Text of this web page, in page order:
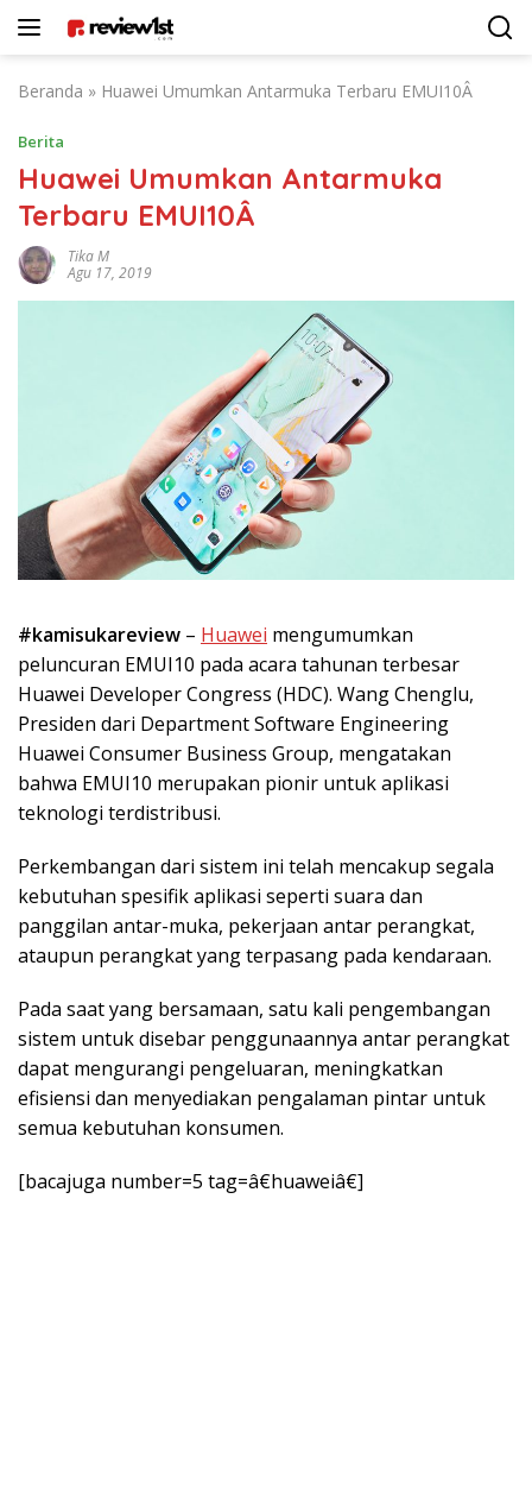
Beranda » Huawei Umumkan Antarmuka Terbaru EMUI10Â
Berita
Huawei Umumkan Antarmuka
Terbaru EMUI10Â
Tika M
Agu 17, 2019
#kamisukareview – Huawei mengumumkan
peluncuran EMUI10 pada acara tahunan terbesar
Huawei Developer Congress (HDC). Wang Chenglu,
Presiden dari Department Software Engineering
Huawei Consumer Business Group, mengatakan
bahwa EMUI10 merupakan pionir untuk aplikasi
teknologi terdistribusi.
Perkembangan dari sistem ini telah mencakup segala
kebutuhan spesifik aplikasi seperti suara dan
panggilan antar-muka, pekerjaan antar perangkat,
ataupun perangkat yang terpasang pada kendaraan.
Pada saat yang bersamaan, satu kali pengembangan
sistem untuk disebar penggunaannya antar perangkat
dapat mengurangi pengeluaran, meningkatkan
efisiensi dan menyediakan pengalaman pintar untuk
semua kebutuhan konsumen.
[bacajuga number=5 tag=â€huaweiâ€]